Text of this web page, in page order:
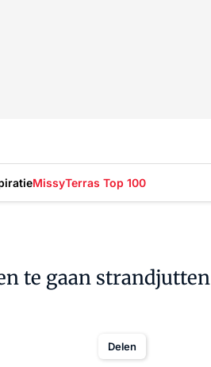
MissyTerras Top 100
te gaan strandjutten
Delen